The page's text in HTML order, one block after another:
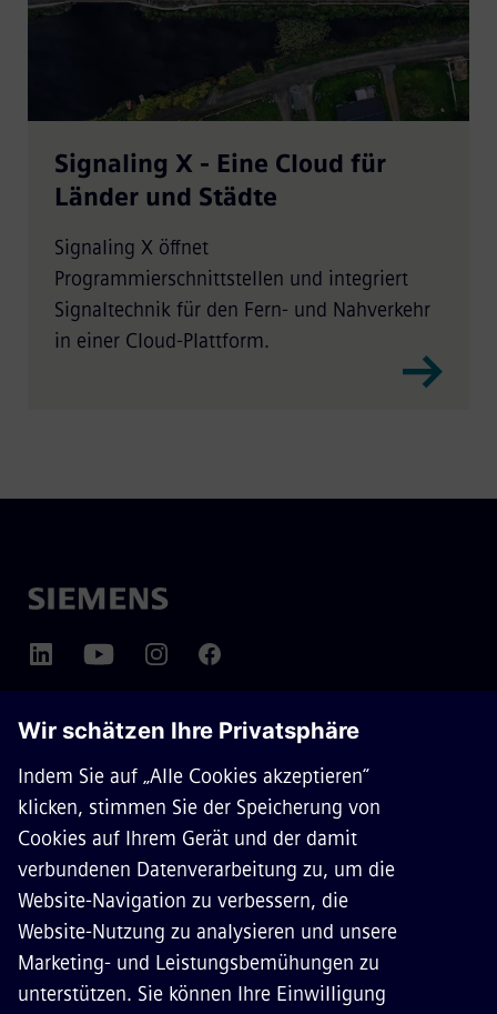
Signaling X - Eine Cloud für
Länder und Städte
Signaling X öffnet
Programmierschnittstellen und integriert
Signaltechnik für den Fern- und Nahverkehr
in einer Cloud-Plattform.
ÜBER SIEMENS MOBILITY
KONTAKT
KARRIERE